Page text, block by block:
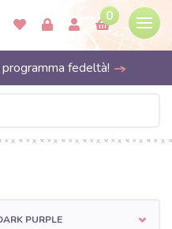
0
fedeltà!
PURPLE